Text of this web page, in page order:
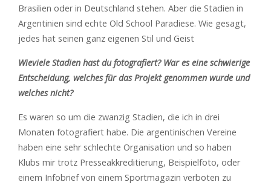
Brasilien oder in Deutschland stehen. Aber die Stadien in
Argentinien sind echte Old School Paradiese. Wie gesagt,
jedes hat seinen ganz eigenen Stil und Geist
Wieviele Stadien hast du fotografiert? War es eine schwierige
Entscheidung, welches für das Projekt genommen wurde und
welches nicht?
Es waren so um die zwanzig Stadien, die ich in drei
Monaten fotografiert habe. Die argentinischen Vereine
haben eine sehr schlechte Organisation und so haben
Klubs mir trotz Presseakkreditierung, Beispielfoto, oder
einem Infobrief von einem Sportmagazin verboten zu